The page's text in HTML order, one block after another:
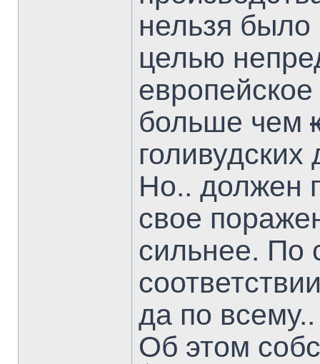
нельзя было
целью
больше чем
Но.. должен
свое
сильнее. По
да по всему..
Об этом